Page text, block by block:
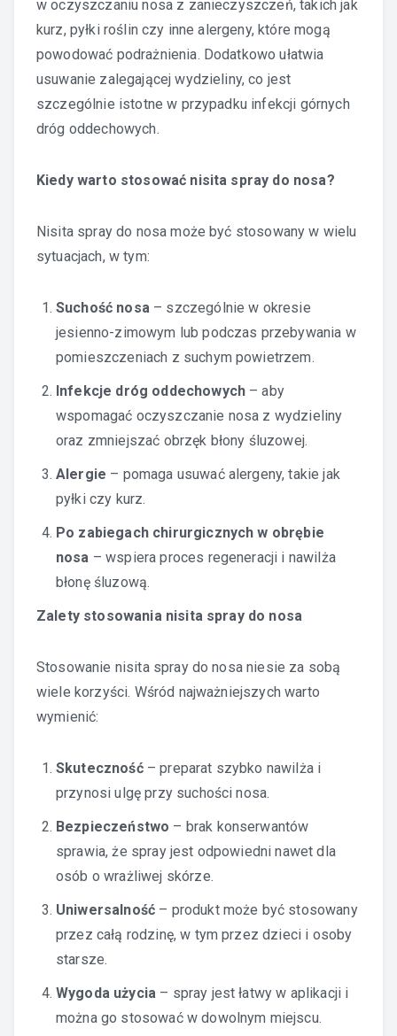
w oczyszczaniu nosa z zanieczyszczeń, takich jak
kurz, pyłki roślin czy inne alergeny, które mogą
powodować podrażnienia. Dodatkowo ułatwia
usuwanie zalegającej wydzieliny, co jest
szczególnie istotne w przypadku infekcji górnych
dróg oddechowych.
Kiedy warto stosować nisita spray do nosa?
Nisita spray do nosa może być stosowany w wielu
sytuacjach, w tym:
Suchość nosa– szczególnie w okresie
jesienno-zimowym lub podczas przebywania w
pomieszczeniach z suchym powietrzem.
Infekcje dróg oddechowych – aby
wspomagać oczyszczanie nosa z wydzieliny
oraz zmniejszać obrzęk błony śluzowej.
Alergie – pomaga usuwać alergeny, takie jak
pyłki czy kurz.
Po zabiegach chirurgicznych w obrębie
nosa – wspiera proces regeneracji i nawilża
błonę śluzową.
Zalety stosowania nisita spray do nosa
Stosowanie nisita spray do nosa niesie za sobą
wiele korzyści. Wśród najważniejszych warto
wymienić:
Skuteczność– preparat szybko nawilża i
przynosi ulgę przy suchości nosa.
Bezpieczeństwo – brak konserwantów
sprawia, że spray jest odpowiedni nawet dla
osób o wrażliwej skórze.
Uniwersalność – produkt może być stosowany
przez całą rodzinę, w tym przez dzieci i osoby
starsze.
Wygoda użycia – spray jest łatwy w aplikacji i
można go stosować w dowolnym miejscu.